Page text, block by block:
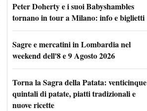
Peter Doherty e i suoi Babyshambles
tornano in tour a Milano: info e biglietti
Sagre e mercatini in Lombardia nel
weekend dell'8 e 9 Agosto 2026
Torna la Sagra della Patata: venticinque
quintali di patate, piatti tradizionali e
nuove ricette